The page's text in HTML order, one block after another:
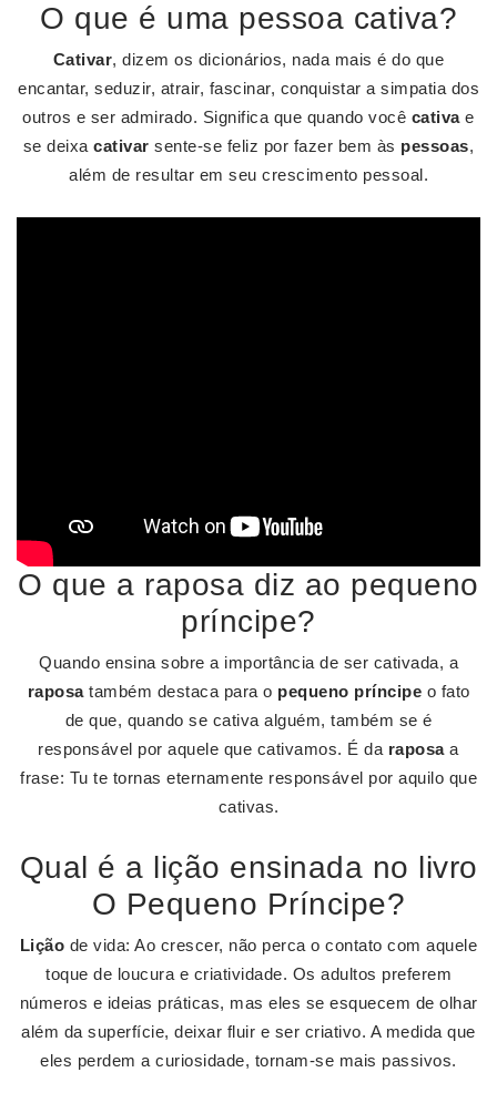
O que é uma pessoa cativa?
Cativar, dizem os dicionários, nada mais é do que
encantar, seduzir, atrair, fascinar, conquistar a simpatia dos
outros e ser admirado. Significa que quando você cativae
se deixacativar sente-se feliz por fazer bem às pessoas,
além de resultar em seu crescimento pessoal.
O que a raposa diz ao pequeno
príncipe?
Quando ensina sobre a importância de ser cativada, a
raposatambém destaca para o pequeno príncipe o fato
de que, quando se cativa alguém, também se é
responsável por aquele que cativamos. É da raposaa
frase: Tu te tornas eternamente responsável por aquilo que
cativas.
Qual é a lição ensinada no livro
O Pequeno Príncipe?
Lição de vida: Ao crescer, não perca o contato com aquele
toque de loucura e criatividade. Os adultos preferem
números e ideias práticas, mas eles se esquecem de olhar
além da superfície, deixar fluir e ser criativo. A medida que
eles perdem a curiosidade, tornam-se mais passivos.